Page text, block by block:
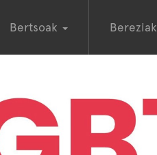
Bertsoak Bereziak